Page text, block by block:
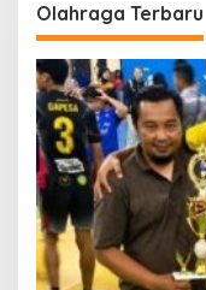
Olahraga Terbaru